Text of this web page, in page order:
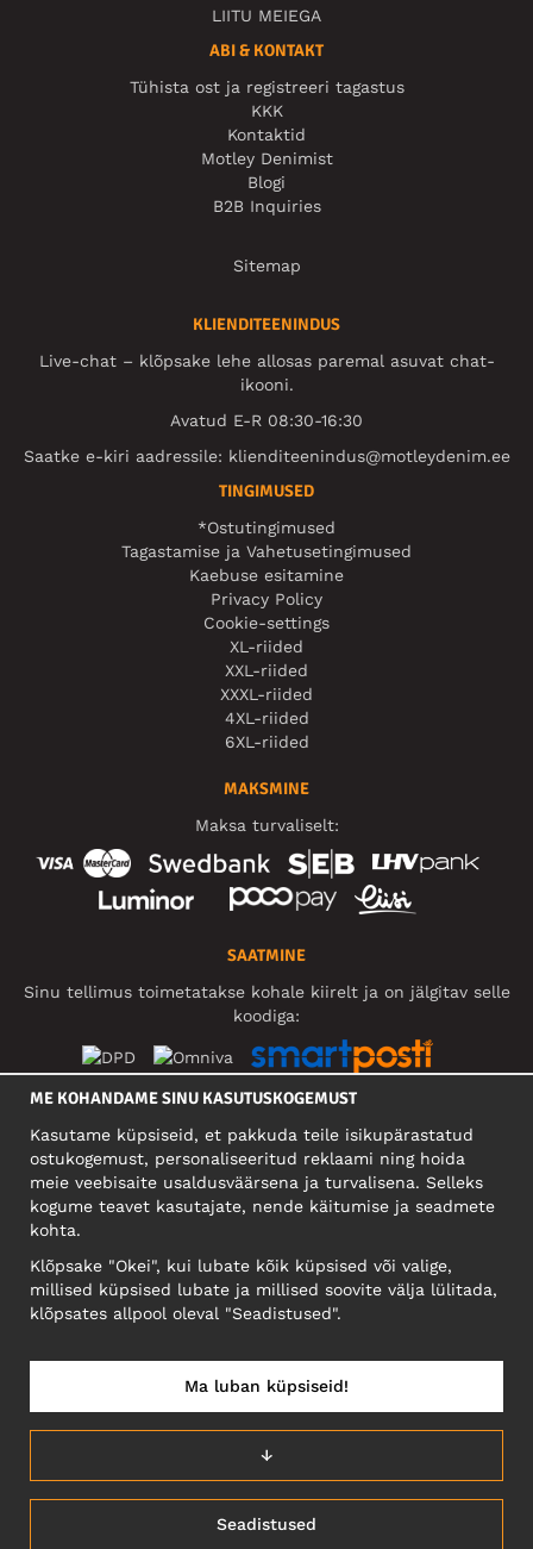
LIITU MEIEGA
ABI & KONTAKT
Tühista ost ja registreeri tagastus
KKK
Kontaktid
Motley Denimist
Blogi
B2B Inquiries
Sitemap
KLIENDITEENINDUS
Live-chat – klõpsake lehe allosas paremal asuvat chat-
ikooni.
Avatud E-R 08:30-16:30
Saatke e-kiri aadressile: klienditeenindus@motleydenim.ee
TINGIMUSED
*Ostutingimused
Tagastamise ja Vahetusetingimused
Kaebuse esitamine
Privacy Policy
Cookie-settings
XL-riided
XXL-riided
XXXL-riided
4XL-riided
6XL-riided
MAKSMINE
Maksa turvaliselt:
SAATMINE
Sinu tellimus toimetatakse kohale kiirelt ja on jälgitav selle
koodiga:
FIRMA
Mäeküla tn 9, EE-13525 Tallinn
Reg: 17449603, KMKR: EE102960721
EESTI/EESTI KEEL
ME KOHANDAME SINU KASUTUSKOGEMUST
Kasutame küpsiseid, et pakkuda teile isikupärastatud
ostukogemust, personaliseeritud reklaami ning hoida
meie veebisaite usaldusväärsena ja turvalisena. Selleks
kogume teavet kasutajate, nende käitumise ja seadmete
kohta.
Klõpsake "Okei", kui lubate kõik küpsised või valige,
millised küpsised lubate ja millised soovite välja lülitada,
klõpsates allpool oleval "Seadistused".
Seadistused
↓
Ma luban küpsiseid!